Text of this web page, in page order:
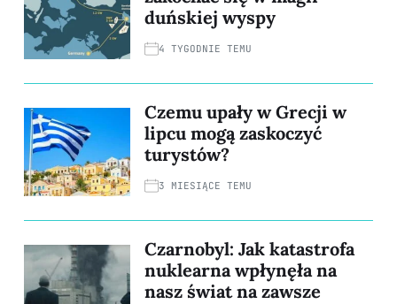
duńskiej wyspy
4 TYGODNIE TEMU
Czemu upały w Grecji w
lipcu mogą zaskoczyć
turystów?
3 MIESIĄCE TEMU
Czarnobyl: Jak katastrofa
nuklearna wpłynęła na
nasz świat na zawsze